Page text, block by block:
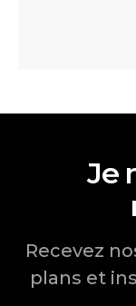
Je
Recevez
plans et